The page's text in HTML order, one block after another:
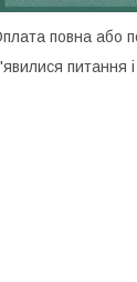
повна або
питання